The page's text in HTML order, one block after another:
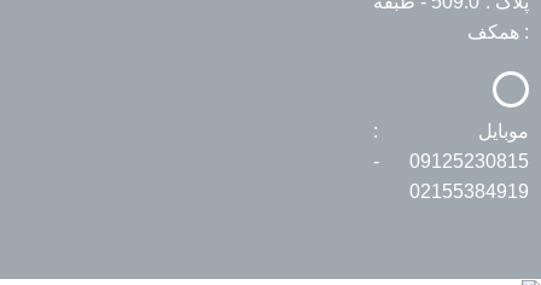
: همکف
موبایل :
09125230815 -
02155384919